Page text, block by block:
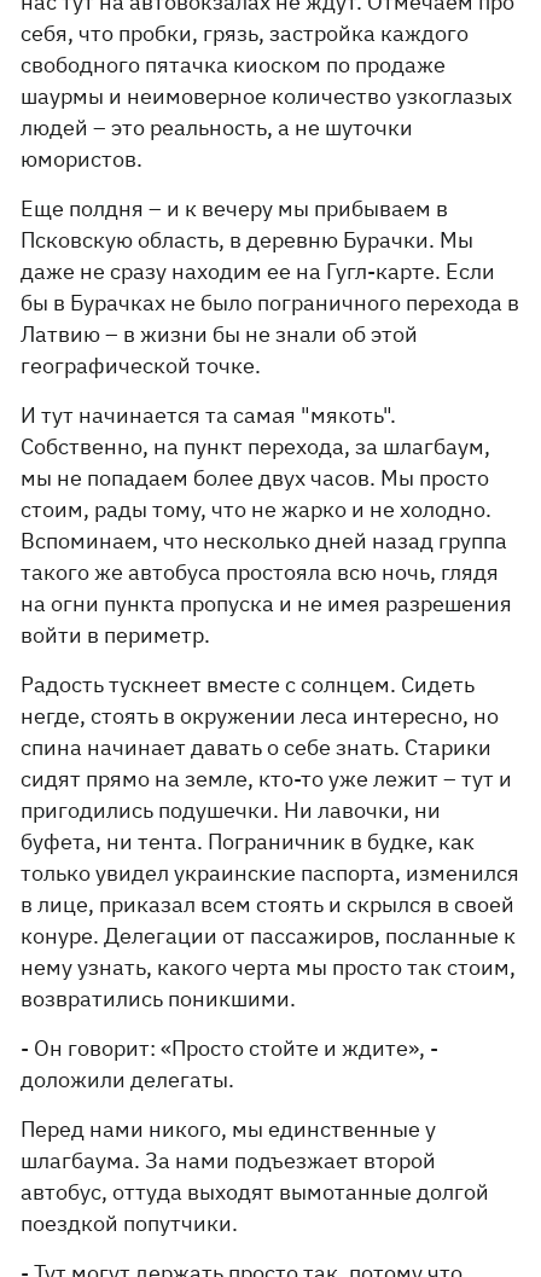
себя, что пробки, грязь, застройка каждого
свободного пятачка киоском по продаже
шаурмы и неимоверное количество узкоглазых
людей – это реальность, а не шуточки
юмористов.
Еще полдня – и к вечеру мы прибываем в
Псковскую область, в деревню Бурачки. Мы
даже не сразу находим ее на Гугл-карте. Если
бы в Бурачках не было пограничного перехода в
Латвию – в жизни бы не знали об этой
географической точке.
И тут начинается та самая "мякоть".
Собственно, на пункт перехода, за шлагбаум,
мы не попадаем более двух часов. Мы просто
стоим, рады тому, что не жарко и не холодно.
Вспоминаем, что несколько дней назад группа
такого же автобуса простояла всю ночь, глядя
на огни пункта пропуска и не имея разрешения
войти в периметр.
Радость тускнеет вместе с солнцем. Сидеть
негде, стоять в окружении леса интересно, но
спина начинает давать о себе знать. Старики
сидят прямо на земле, кто-то уже лежит – тут и
пригодились подушечки. Ни лавочки, ни
буфета, ни тента. Пограничник в будке, как
только увидел украинские паспорта, изменился
в лице, приказал всем стоять и скрылся в своей
конуре. Делегации от пассажиров, посланные к
нему узнать, какого черта мы просто так стоим,
возвратились поникшими.
- Он говорит: «Просто стойте и ждите», -
доложили делегаты.
Перед нами никого, мы единственные у
шлагбаума. За нами подъезжает второй
автобус, оттуда выходят вымотанные долгой
поездкой попутчики.